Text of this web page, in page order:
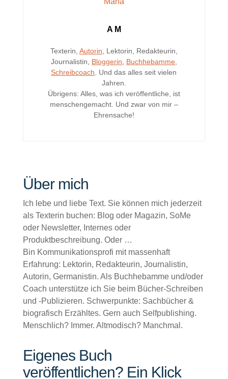
A M
Texterin, Autorin , Lektorin, Redakteurin,
Journalistin, Bloggerin Buchhebamme,
Schreibcoach . Und das alles seit vielen
Jahren.
Übrigens: Alles, was ich veröffentliche, ist
menschengemacht. Und zwar von mir –
Ehrensache!
Über mich
Ich lebe und liebe Text. Sie können mich jederzeit
als Texterin buchen: Blog oder Magazin, SoMe
oder Newsletter, Internes oder
Produktbeschreibung. Oder …
Bin Kommunikationsprofi mit massenhaft
Erfahrung: Lektorin, Redakteurin, Journalistin,
Autorin, Germanistin. Als Buchhebamme und/oder
Coach unterstütze ich Sie beim Bücher-Schreiben
und -Publizieren. Schwerpunkte: Sachbücher &
biografisch Erzähltes. Gern auch Selfpublishing.
Menschlich? Immer. Altmodisch? Manchmal.
Eigenes Buch
veröffentlichen? Ein Klick